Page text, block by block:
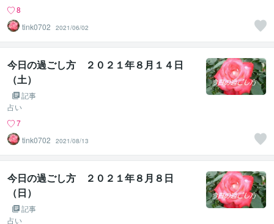
8
tink0702
2021/06/02
今日の過ごし方 ２０２１年８月１４日
（土）
記事
占い
7
tink0702
2021/08/13
今日の過ごし方 ２０２１年８月８日
（日）
記事
占い